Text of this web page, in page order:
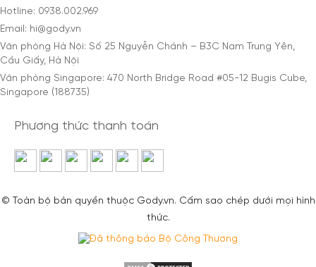
Hotline: 0938.002.969
Email: hi@gody.vn
Văn phòng Hà Nội: Số 25 Nguyễn Chánh – B3C Nam Trung Yên,
Cầu Giấy, Hà Nội
Văn phòng Singapore: 470 North Bridge Road #05-12 Bugis Cube,
Singapore (188735)
Phương thức thanh toán
© Toàn bộ bản quyền thuộc Gody.vn. Cấm sao chép dưới mọi hình
thức.